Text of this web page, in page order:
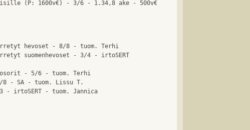
hevoset - 8/8 - tuom. Terhi
suomenhevoset - 3/4 - irtoSERT
- 5/6 - tuom. Terhi
- SA - tuom. Lissu T.